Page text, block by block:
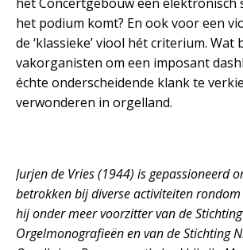
het podium komt? En ook voor een
de ‘klassieke’ viool hét criterium. Wat
vakorganisten om een imposant
échte onderscheidende klank te
verwonderen in orgelland.
Jurjen de Vries (1944) is gepassioneerd
betrokken bij diverse activiteiten
hij onder meer voorzitter van de
Orgelmonografieën en van de Stichting